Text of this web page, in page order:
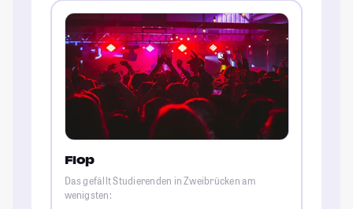
Flop
Das gefällt Studierenden in Zweibrücken am
wenigsten: